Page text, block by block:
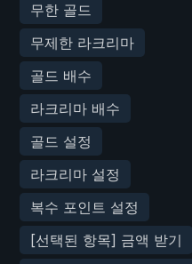
무한 골드
무제한 라크리마
골드 배수
라크리마 배수
골드 설정
라크리마 설정
복수 포인트 설정
[선택된 항목] 금액 받기